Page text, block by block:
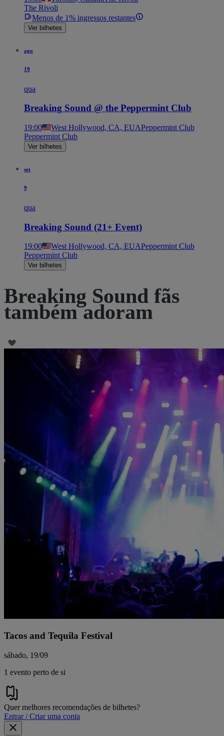
The Rivoli
Menos de 1% ingressos restantes
Ver bilhetes
ago
19
qua
Breaking Sound @ the Peppermint Club
19:00 West Hollywood, CA, EUAPeppermint Club
Peppermint Club
Ver bilhetes
set
9
qua
Breaking Sound (21+ Event)
19:00 West Hollywood, CA, EUAPeppermint Club
Peppermint Club
Ver bilhetes
Breaking Sound fãs
também adoram
Tacos and Tequila Festival
sábado, 19/09
1 evento perto de si
Quer melhores recomendações de bilhetes?
Entrar / Criar uma conta